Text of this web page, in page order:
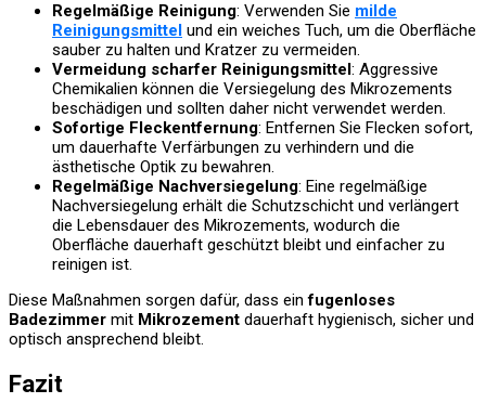
Regelmäßige Reinigung: Verwenden Sie milde
Reinigungsmittel und ein weiches Tuch, um die Oberfläche
sauber zu halten und Kratzer zu vermeiden.
Vermeidung scharfer Reinigungsmittel: Aggressive
Chemikalien können die Versiegelung des Mikrozements
beschädigen und sollten daher nicht verwendet werden.
Sofortige Fleckentfernung: Entfernen Sie Flecken sofort,
um dauerhafte Verfärbungen zu verhindern und die
ästhetische Optik zu bewahren.
Regelmäßige Nachversiegelung: Eine regelmäßige
Nachversiegelung erhält die Schutzschicht und verlängert
die Lebensdauer des Mikrozements, wodurch die
Oberfläche dauerhaft geschützt bleibt und einfacher zu
reinigen ist.
Diese Maßnahmen sorgen dafür, dass einfugenloses
Badezimmer mit Mikrozement dauerhaft hygienisch, sicher und
optisch ansprechend bleibt.
Fazit